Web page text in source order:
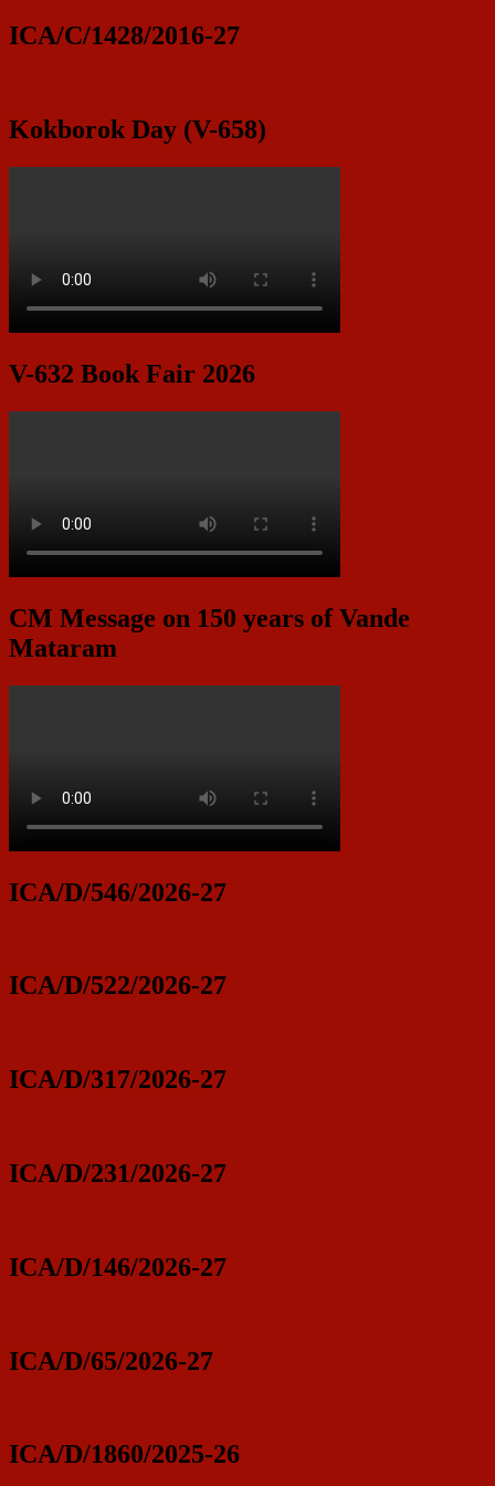
ICA/C/1428/2016-27
Kokborok Day (V-658)
V-632 Book Fair 2026
CM Message on 150 years of Vande
Mataram
ICA/D/546/2026-27
ICA/D/522/2026-27
ICA/D/317/2026-27
ICA/D/231/2026-27
ICA/D/146/2026-27
ICA/D/65/2026-27
ICA/D/1860/2025-26